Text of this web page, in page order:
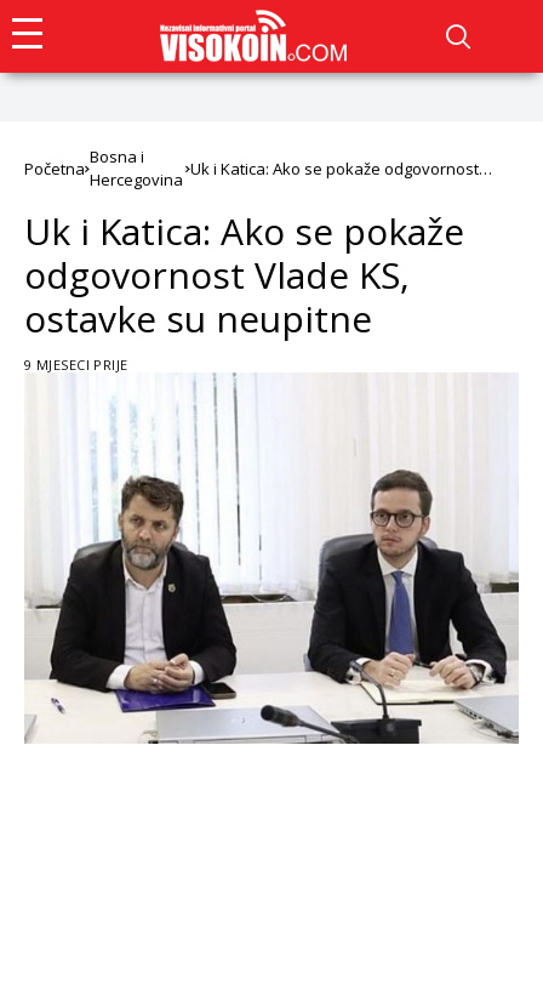
Početna
Bosna i
Hercegovina
Uk i Katica: Ako se pokaže odgovornost
Uk i Katica: Ako se pokaže
odgovornost Vlade KS,
ostavke su neupitne
9 MJESECI PRIJE